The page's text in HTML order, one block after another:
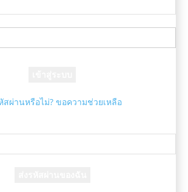
สผ่านหรือไม่? ขอความช่วยเหลือ